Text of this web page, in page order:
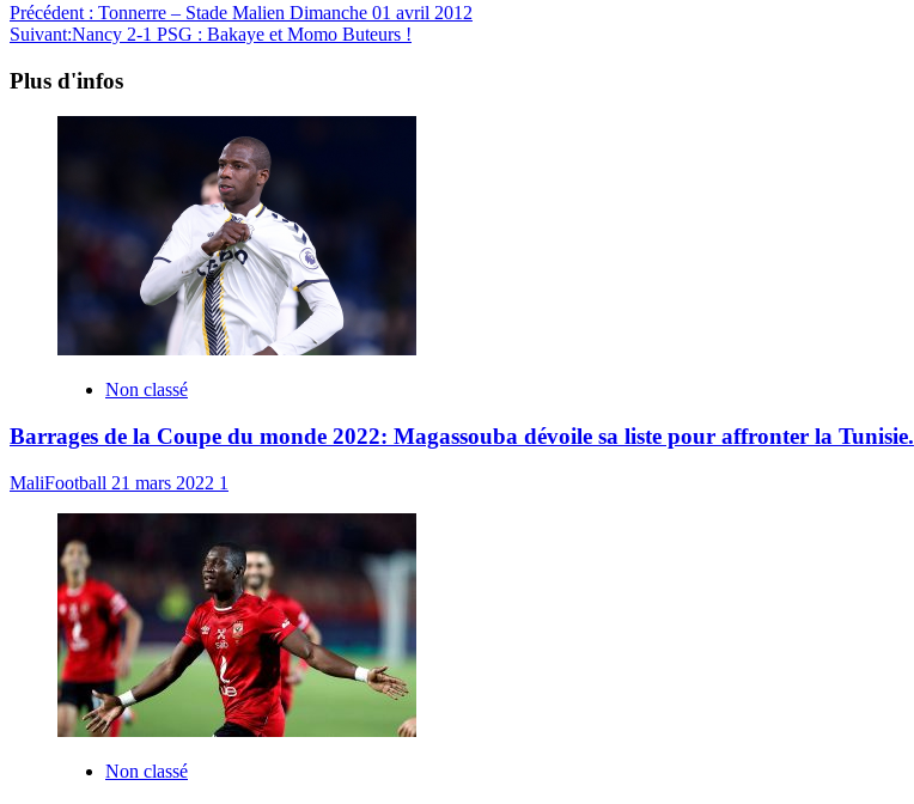
Précédent : Tonnerre – Stade Malien Dimanche 01 avril 2012
Suivant:Nancy 2-1 PSG : Bakaye et Momo Buteurs !
Plus d'infos
Non classé
Barrages de la Coupe du monde 2022: Magassouba dévoile sa liste pour affronter la Tunisie.
MaliFootball 21 mars 2022 1
Non classé